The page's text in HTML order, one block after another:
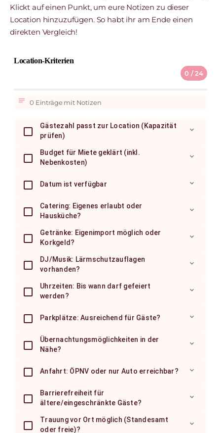
Klickt auf einen Punkt, um eure Notizen zu dieser
Location hinzuzufügen. So habt ihr am Ende einen
direkten Vergleich!
Location-Kriterien
0 / 24
notes 0 Einträge mit Notizen
Gästezahl passt zur Location (Kapazität
prüfen)
expand_more
Budget für Miete geklärt (inkl.
Nebenkosten)
expand_more
Datum ist verfügbar expand_more
Catering: Eigenes erlaubt oder
Hausküche?
expand_more
Getränke: Eigenimport möglich oder
Korkgeld?
expand_more
DJ/Musik: Lärmschutzauflagen
vorhanden?
expand_more
Uhrzeiten: Bis wann darf gefeiert
werden?
expand_more
Parkplätze: Ausreichend für Gäste? expand_more
Übernachtungsmöglichkeiten in der
Nähe?
expand_more
Anfahrt: ÖPNV oder nur Auto erreichbar? expand_more
Barrierefreiheit für
ältere/eingeschränkte Gäste?
expand_more
Trauung vor Ort möglich (Standesamt
oder freie)?
expand_more